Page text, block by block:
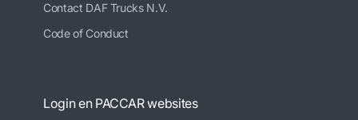
Contact DAF Trucks N.V.
Code of Conduct
Login en PACCAR websites